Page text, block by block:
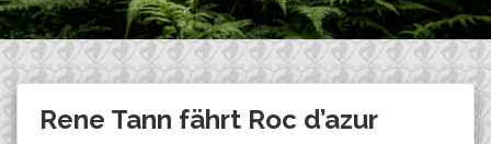
Rene Tann fährt Roc d’azur